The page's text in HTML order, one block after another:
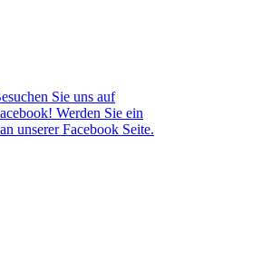
Sie uns auf
Werden Sie ein
unserer Facebook Seite.